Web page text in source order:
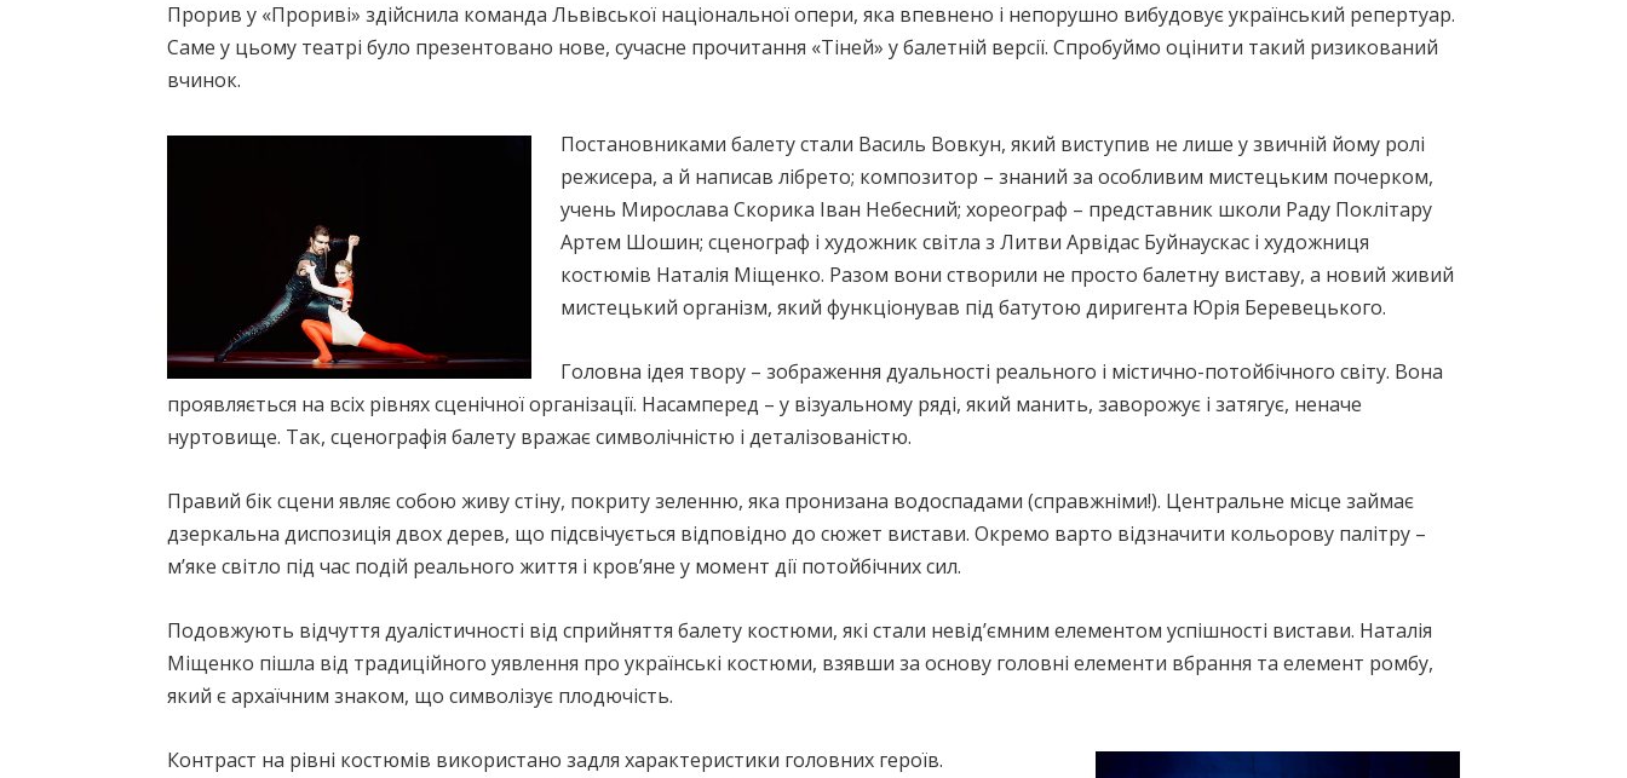
Прорив у «Прориві» здійснила команда Львівської національної опери, яка впевнено і непорушно вибудовує український репертуар.
Саме у цьому театрі було презентовано нове, сучасне прочитання «Тіней» у балетній версії. Спробуймо оцінити такий ризикований
вчинок.
Постановниками балету стали Василь Вовкун, який виступив не лише у звичній йому ролі
режисера, а й написав лібрето; композитор – знаний за особливим мистецьким почерком,
учень Мирослава Скорика Іван Небесний; хореограф – представник школи Раду Поклітару
Артем Шошин; сценограф і художник світла з Литви Арвідас Буйнаускас і художниця
костюмів Наталія Міщенко. Разом вони створили не просто балетну виставу, а новий живий
мистецький організм, який функціонував під батутою диригента Юрія Беревецького.
Головна ідея твору – зображення дуальності реального і містично-потойбічного світу. Вона
проявляється на всіх рівнях сценічної організації. Насамперед – у візуальному ряді, який манить, заворожує і затягує, неначе
нуртовище. Так, сценографія балету вражає символічністю і деталізованістю.
Правий бік сцени являє собою живу стіну, покриту зеленню, яка пронизана водоспадами (справжніми!). Центральне місце займає
дзеркальна диспозиція двох дерев, що підсвічується відповідно до сюжет вистави. Окремо варто відзначити кольорову палітру –
м’яке світло під час подій реального життя і кров’яне у момент дії потойбічних сил.
Подовжують відчуття дуалістичності від сприйняття балету костюми, які стали невід’ємним елементом успішності вистави. Наталія
Міщенко пішла від традиційного уявлення про українські костюми, взявши за основу головні елементи вбрання та елемент ромбу,
який є архаїчним знаком, що символізує плодючість.
Контраст на рівні костюмів використано задля характеристики головних героїв.